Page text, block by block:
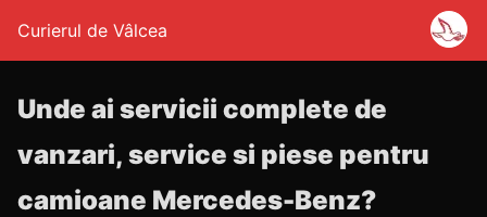
Curierul de Vâlcea
Unde ai servicii complete de
vanzari, service si piese pentru
camioane Mercedes-Benz?